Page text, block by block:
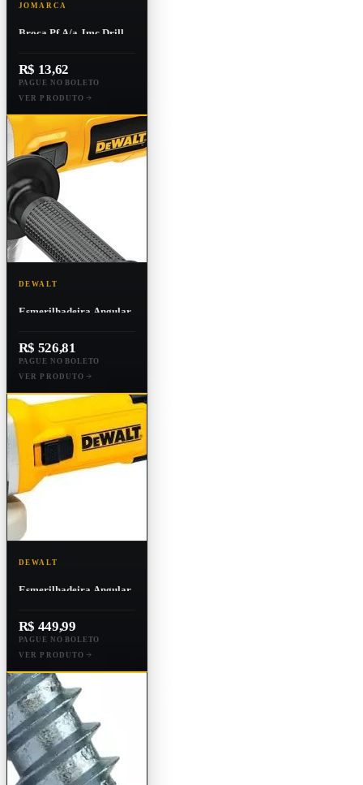
JOMARCA
Broca Pf A/a Jmc Drill
4,2x16mm Zi Cx100
R$ 13,62
PAGUE NO BOLETO
VER PRODUTO
DEWALT
Esmerilhadeira Angular
Dwe4020
R$ 526,81
PAGUE NO BOLETO
VER PRODUTO
DEWALT
Esmerilhadeira Angular
Ultra Compacta
R$ 449,99
PAGUE NO BOLETO
VER PRODUTO